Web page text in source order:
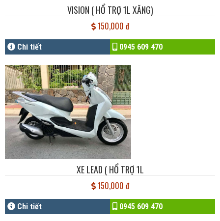
VISION ( HỔ TRỢ 1L XĂNG)
150,000 đ
Chi tiết 0945 609 470
XE LEAD ( HỔ TRỢ 1L
150,000 đ
Chi tiết 0945 609 470